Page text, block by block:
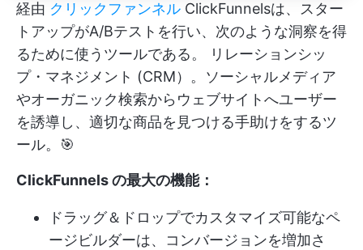
経由 クリックファンネル ClickFunnelsは、スター
トアップがA/Bテストを行い、次のような洞察を得
るために使うツールである。
リレーションシッ
プ・マネジメント (CRM）。ソーシャルメディア
やオーガニック検索からウェブサイトへユーザー
を誘導し、適切な商品を見つける手助けをするツ
ール。🎯
ClickFunnels の最大の機能：
ドラッグ＆ドロップでカスタマイズ可能なペ
ージビルダーは、コンバージョンを増加さ